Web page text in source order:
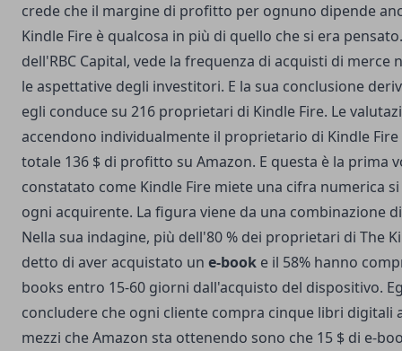
crede che il margine di profitto per ognuno dipende
Kindle Fire è qualcosa in più di quello che si era
dell'RBC Capital, vede la frequenza di acquisti di merce
le aspettative degli investitori. E la sua conclusione
egli conduce su 216 proprietari di Kindle Fire. Le
accendono individualmente il proprietario di Kindle
totale 136 $ di profitto su Amazon. E questa è la prima
constatato come Kindle Fire miete una cifra numerica
ogni acquirente. La figura viene da una combinazione
Nella sua indagine, più dell'80 % dei proprietari di The
detto di aver acquistato un e-book e il 58% hanno
books entro 15-60 giorni dall'acquisto del dispositivo.
concludere che ogni cliente compra cinque libri digitali
mezzi che Amazon sta ottenendo sono che 15 $ di e-